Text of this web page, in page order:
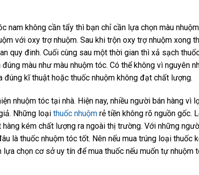
nam không cần tẩy thì bạn chỉ cần lựa chọn màu nhuộm
với oxy trợ nhuộm. Sau khi trộn oxy trợ nhuộm xong
quy đinh. Cuối cùng sau một thời gian thì xả sạch
màu như màu nhuộm tóc. Có thể không vì nguyên
kĩ thuật hoặc thuốc nhuộm không đạt chất lượng.
nhuộm tóc tại nhà. Hiện nay, nhiều người bán hàng vì
Những loại thuốc nhuộm rẻ tiền không rõ nguồn gốc.
kém chất lượng ra ngoài thị trường. Với những
là thuốc nhuộm tóc tốt. Nên nếu mua trúng loại thuốc
chọn cơ sở uy tín để mua thuốc nếu muốn tự nhuộm